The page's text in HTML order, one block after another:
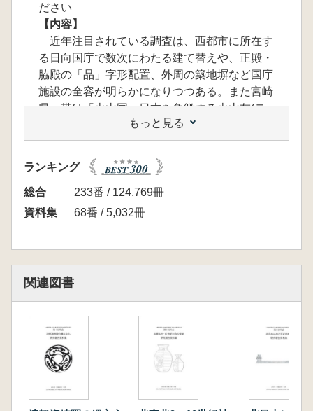
ださい
【内容】
近年注目されている調査は、西都市に所在す
る日向国庁で数次にわたる建て替えや、正殿・
脇殿の「品」字形配置、外周の築地塀など国庁
施設の全容が明らかになりつつある。また宮崎
県一帯は「火山国」日本を象徴する火山灰(テ
フラ)堆積が顕著で、台地上の遺跡では鬼界ア
カホヤ下の調査は当たり前のように行われ、時
には姶良丹沢テフラ(AT)下に調査がおよぶこと
もある。火山灰研究は遺構の年代測定や降灰直
前の遺跡復元に大きく寄与している。一方、史
跡整備に伴う西都原古墳群。生目古墳群・新田
められている。横穴系埋葬施設に限れば、これ
まで判明している横穴式石室は30例に満たない
認されている。6世紀以降、横穴式石室と横穴
墓・地下式横穴墓が地域性と階層性を見せなが
ら混在する。
本大会では、上記の研究成果を中心に、「火山
灰考古学」「横穴系埋葬施設」「九州南部の律
もっと見る
ランキング
総合
233番 / 124,769冊
資料集
68番 / 5,032冊
関連図書